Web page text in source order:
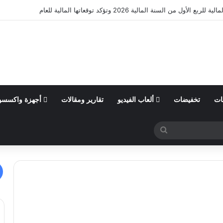
الذات في ألبانيا وزيمبابوي عبر مشروع “الضوء الأخضر”
تخفيضات ألعاب الفيديو تقارير ومقالات أجهزة
عن